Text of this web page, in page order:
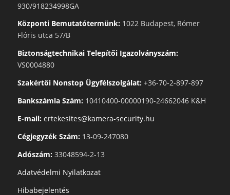
930/918234998GA
Központi Bemutatótermünk:1022 Budapest, Rómer
Flóris utca 57/B
Biztonságtechnikai Telepítői Igazolványszám:
VS0004880
Szakértői Nonstop Ügyfélszolgálat:+36-70-2-897-897
Bankszámla Szám:10410400-00000190-24662046 K&H
E-mail: ertekesites@kamera-security.hu
Cégjegyzék Szám:13-09-247080
Adószám:33048594-2-13
Adatvédelmi Nyilatkozat
Hibabejelentés